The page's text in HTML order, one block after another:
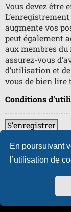
En poursuivant
l’utilisation de
Vous devez être
augmente vos
peut également
aux membres
assurez-vous
d’utilisation et
vous de bien lire
Conditions
S’enregistrer
Retour vers le